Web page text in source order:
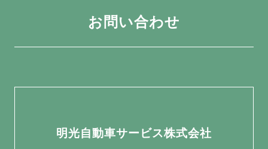
お問い合わせ
明光自動車サービス株式会社